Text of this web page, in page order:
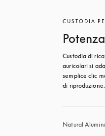
CUSTODIA
Custodia di
auricolari si
semplice clic
di riproduzione.
Natural